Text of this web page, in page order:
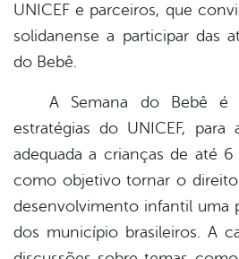
UNICEF e parceiros, que
solidanense a participar das
do Bebê.
A Semana do Bebê é
estratégias do UNICEF, para
adequada a crianças de até
como objetivo tornar o
desenvolvimento infantil uma
dos município brasileiros. A